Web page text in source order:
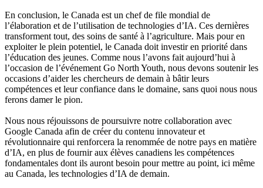
En conclusion, le Canada est un chef de file mondial de
l’élaboration et de l’utilisation de technologies d’IA. Ces dernières
transforment tout, des soins de santé à l’agriculture. Mais pour en
exploiter le plein potentiel, le Canada doit investir en priorité dans
l’éducation des jeunes. Comme nous l’avons fait aujourd’hui à
l’occasion de l’événement Go North Youth, nous devons soutenir les
occasions d’aider les chercheurs de demain à bâtir leurs
compétences et leur confiance dans le domaine, sans quoi nous nous
ferons damer le pion.
Nous nous réjouissons de poursuivre notre collaboration avec
Google Canada afin de créer du contenu innovateur et
révolutionnaire qui renforcera la renommée de notre pays en matière
d’IA, en plus de fournir aux élèves canadiens les compétences
fondamentales dont ils auront besoin pour mettre au point, ici même
au Canada, les technologies d’IA de demain.